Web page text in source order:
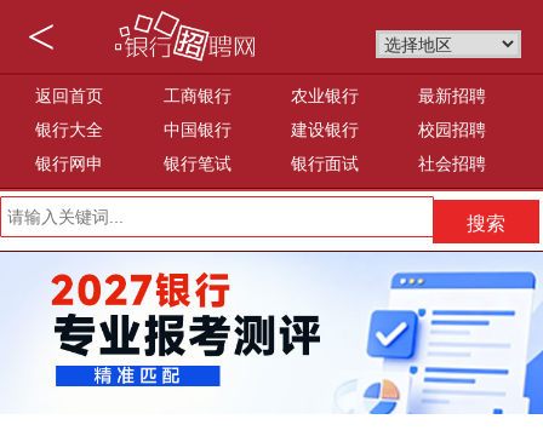
<
返回首页 工商银行 农业银行
最新招聘
银行大全
中国银行 建设银行
校园招聘
银行网申
银行笔试 银行面试 社会招聘